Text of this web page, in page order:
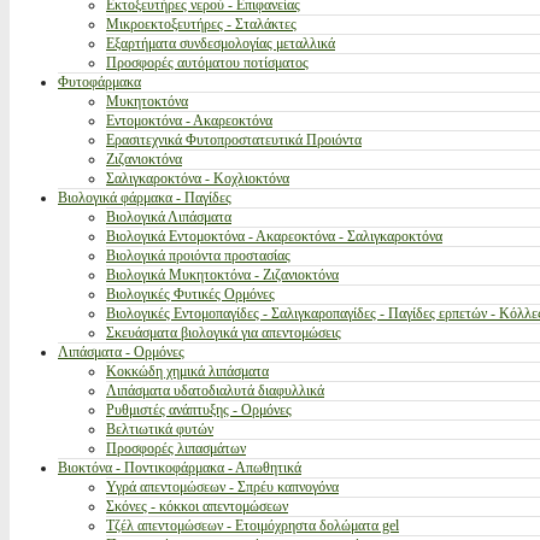
Εκτοξευτήρες νερού - Επιφανείας
Μικροεκτοξευτήρες - Σταλάκτες
Εξαρτήματα συνδεσμολογίας μεταλλικά
Προσφορές αυτόματου ποτίσματος
Φυτοφάρμακα
Μυκητοκτόνα
Εντομοκτόνα - Ακαρεοκτόνα
Ερασιτεχνικά Φυτοπροστατευτικά Προιόντα
Ζιζανιοκτόνα
Σαλιγκαροκτόνα - Κοχλιοκτόνα
Βιολογικά φάρμακα - Παγίδες
Βιολογικά Λιπάσματα
Βιολογικά Εντομοκτόνα - Ακαρεοκτόνα - Σαλιγκαροκτόνα
Βιολογικά προιόντα προστασίας
Βιολογικά Μυκητοκτόνα - Ζιζανιοκτόνα
Βιολογικές Φυτικές Ορμόνες
Βιολογικές Εντομοπαγίδες - Σαλιγκαροπαγίδες - Παγίδες ερπετών -
Σκευάσματα βιολογικά για απεντομώσεις
Λιπάσματα - Ορμόνες
Κοκκώδη χημικά λιπάσματα
Λιπάσματα υδατοδιαλυτά διαφυλλικά
Ρυθμιστές ανάπτυξης - Ορμόνες
Βελτιωτικά φυτών
Προσφορές λιπασμάτων
Βιοκτόνα - Ποντικοφάρμακα - Απωθητικά
Υγρά απεντομώσεων - Σπρέυ καπνογόνα
Σκόνες - κόκκοι απεντομώσεων
Τζέλ απεντομώσεων - Ετοιμόχρηστα δολώματα gel